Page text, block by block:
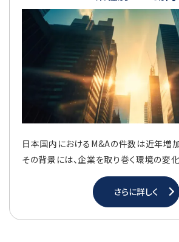
日本国内におけるM&Aの件数は近年増加
その背景には、企業を取り巻く環境の変化
さらに詳しく